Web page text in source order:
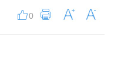
0